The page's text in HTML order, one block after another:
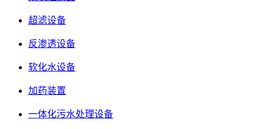
超滤设备
反渗透设备
软化水设备
加药装置
一体化污水处理设备